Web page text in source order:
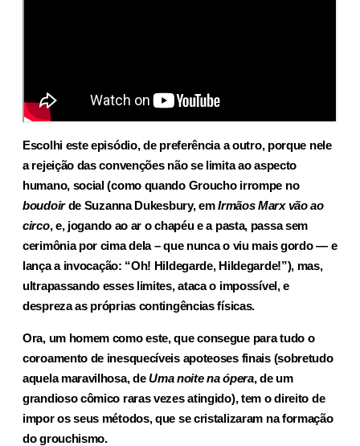
Escolhi este episódio, de preferência a outro, porque nele
a rejeição das convenções não se limita ao aspecto
humano, social (como quando Groucho irrompe no
boudoirde Suzanna Dukesbury, emIrmãos Marxvão ao
circo, e, jogando ao ar o chapéu e a pasta, passa sem
cerimônia por cima dela – que nunca o viu mais gordo — e
lança a invocação: “Oh! Hildegarde, Hildegarde!”), mas,
ultrapassando esses limites, ataca o impossível, e
despreza as próprias contingências físicas.
Ora, um homem como este, que consegue para tudo o
coroamento de inesquecíveis apoteoses finais (sobretudo
aquela maravilhosa, deUma noite na ópera, de um
grandioso cômico raras vezes atingido), tem o direito de
impor os seus métodos, que se cristalizaram na formação
do grouchismo.